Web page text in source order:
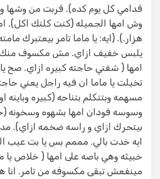
قدامي كل يوم كده). قربت من وشها و
وش امها الجميله (كنت كلتك اكل).
هزار.). (ايه: يا ماما تامر بيعتبرك
يلبس خفيف ازاي. مش مكسوف
امها ( شفتي حاجته كبيره ازاي. صح
تخيلت يا ماما ان فيه راجل يعني
مسهمه وبتتكلم بتناحه (كبيره وباينه
وسوسه فودان امها بشهوه وسخونه
بيتحرك ازاي و راسه ضخمه ازاي).
ايه خدت بالي. مممم بس يا بت عيب
خبيثه وهي باصه على امها ( خلاص يا
مينفعش تبقى مكسوفه من تامر. انا